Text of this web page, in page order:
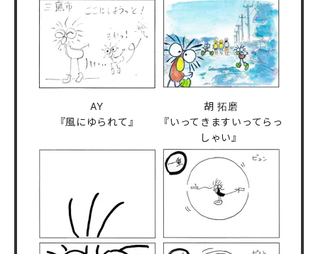
AY
『風にゆられて』
胡 拓磨
『いってきますいってらっ
しゃい』